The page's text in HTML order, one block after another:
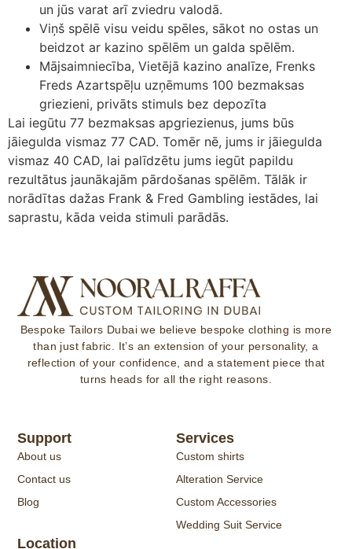
un jūs varat arī zviedru valodā.
Viņš spēlē visu veidu spēles, sākot no ostas un
beidzot ar kazino spēlēm un galda spēlēm.
Mājsaimniecība, Vietējā kazino analīze, Frenks
Freds Azartspēļu uzņēmums 100 bezmaksas
griezieni, privāts stimuls bez depozīta
Lai iegūtu 77 bezmaksas apgriezienus, jums būs
jāiegulda vismaz 77 CAD. Tomēr nē, jums ir jāiegulda
vismaz 40 CAD, lai palīdzētu jums iegūt papildu
rezultātus jaunākajām pārdošanas spēlēm. Tālāk ir
norādītas dažas Frank & Fred Gambling iestādes, lai
saprastu, kāda veida stimuli parādās.
Bespoke Tailors Dubai we believe bespoke clothing is more
than just fabric. It’s an extension of your personality, a
reflection of your confidence, and a statement piece that
turns heads for all the right reasons.
Support
About us
Contact us
Blog
Services
Custom shirts
Alteration Service
Custom Accessories
Wedding Suit Service
Location